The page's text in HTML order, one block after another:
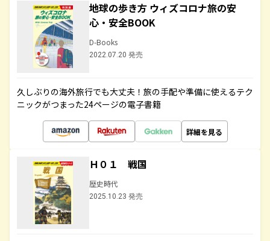
地球の歩き方 ウィズコロナ旅の安
心・安全BOOK
D-Books
2022.07.20 発売
久しぶりの海外旅行でも大丈夫！旅の手配や準備に使えるテク
ニックがつまった24ページの電子書籍
詳細を見る
Ｈ０１ 戦国
歴史時代
2025.10.23 発売